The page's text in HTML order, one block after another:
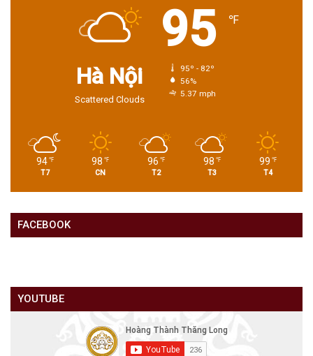
Hà Nội
Scattered Clouds
95 ℉
95º - 82º
56%
5.37 mph
94 ℉
T7
98 ℉
CN
96 ℉
T2
98 ℉
T3
99 ℉
T4
FACEBOOK
YOUTUBE